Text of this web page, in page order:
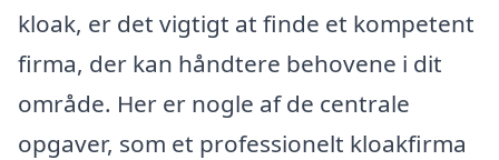
kloak, er det vigtigt at finde et kompetent
firma, der kan håndtere behovene i dit
område. Her er nogle af de centrale
opgaver, som et professionelt kloakfirma